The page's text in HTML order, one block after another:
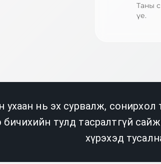
Таны
үе.
нь эх сурвалж,
тулд тасралтгүй
хүрэхэд